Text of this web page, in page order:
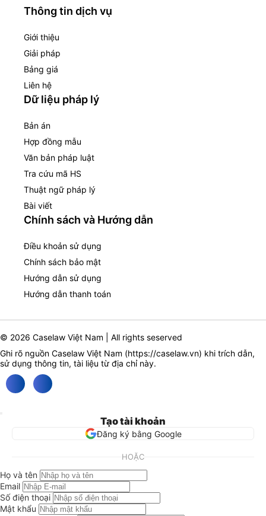
Thông tin dịch vụ
Giới thiệu
Giải pháp
Bảng giá
Liên hệ
Dữ liệu pháp lý
Bản án
Hợp đồng mẫu
Văn bản pháp luật
Tra cứu mã HS
Thuật ngữ pháp lý
Bài viết
Chính sách và Hướng dẫn
Điều khoản sử dụng
Chính sách bảo mật
Hướng dẫn sử dụng
Hướng dẫn thanh toán
© 2026 Caselaw Việt Nam | All rights seserved
Ghi rõ nguồn Caselaw Việt Nam (https://caselaw.vn) khi trích dẫn,
sử dụng thông tin, tài liệu từ địa chỉ này.
Tạo tài khoản
Đăng ký bằng Google
HOẶC
Họ và tên
Email
Số điện thoại
Mật khẩu